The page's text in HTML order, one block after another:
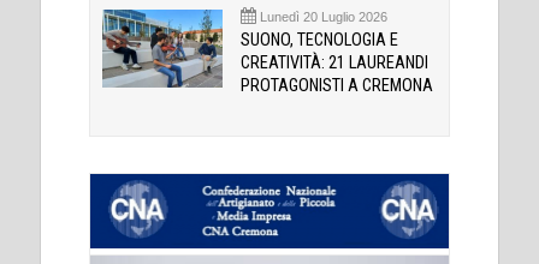
Lunedì 20 Luglio 2026
SUONO, TECNOLOGIA E
CREATIVITÀ: 21 LAUREANDI
PROTAGONISTI A CREMONA